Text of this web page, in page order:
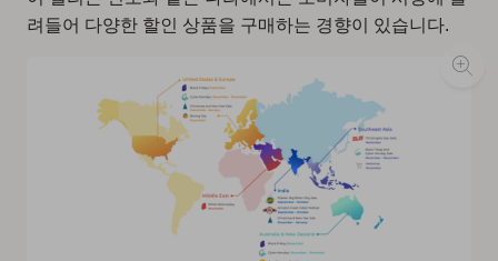
려들어 다양한 할인 상품을 구매하는 경향이 있습니다.